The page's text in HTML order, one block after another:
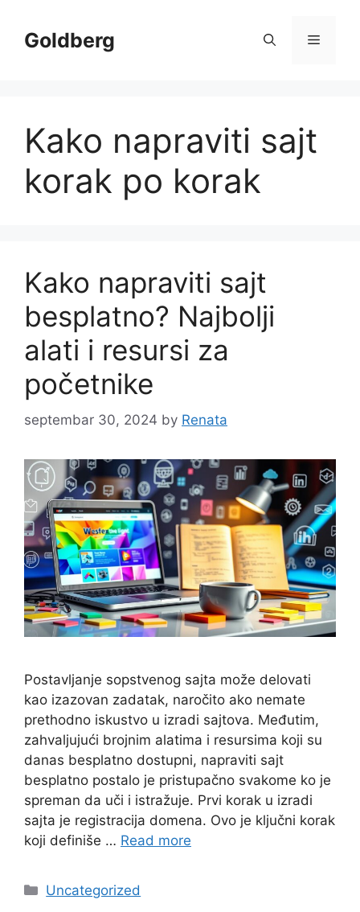
contentGoldberg Menu
Kako napraviti sajt
korak po korak
Kako napraviti sajt
besplatno? Najbolji
alati i resursi za
početnike
septembar 30, 2024 by Renata
Postavljanje sopstvenog sajta može delovati
kao izazovan zadatak, naročito ako nemate
prethodno iskustvo u izradi sajtova. Međutim,
zahvaljujući brojnim alatima i resursima koji su
danas besplatno dostupni, napraviti sajt
besplatno postalo je pristupačno svakome ko je
spreman da uči i istražuje. Prvi korak u izradi
sajta je registracija domena. Ovo je ključni korak
koji definiše … Read more
Categories
Uncategorized